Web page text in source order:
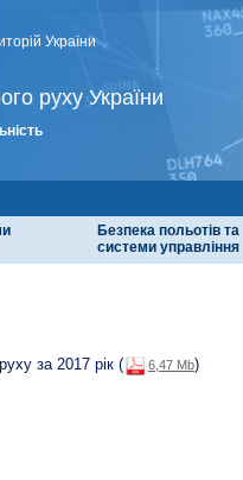
України
руху України
Безпека польотів та
системи управління
за 2017 рік ( 6,47 Mb)